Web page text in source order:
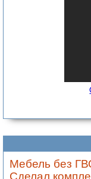
Мебель без
Сделал